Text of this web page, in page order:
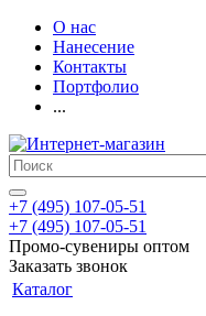
О нас
Нанесение
Контакты
Портфолио
...
+7 (495) 107-05-51
+7 (495) 107-05-51
Промо-сувениры оптом
Заказать звонок
Каталог